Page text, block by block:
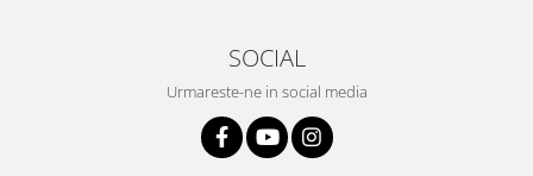
SOCIAL
Urmareste-ne in social media